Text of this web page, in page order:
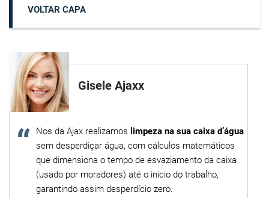
VOLTAR CAPA
Gisele Ajaxx
Nos da Ajax realizamos limpeza na sua caixa d’água
sem desperdiçar água, com cálculos matemáticos
que dimensiona o tempo de esvaziamento da caixa
(usado por moradores) até o inicio do trabalho,
garantindo assim desperdício zero.